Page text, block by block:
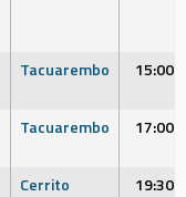
Tacuarembo 15:00
Tacuarembo 17:00
Cerrito 19:30